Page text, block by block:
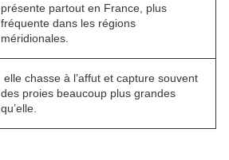
présente partout en France, plus
fréquente dans les régions
méridionales.
elle chasse à l’affut et capture souvent
des proies beaucoup plus grandes
qu’elle.